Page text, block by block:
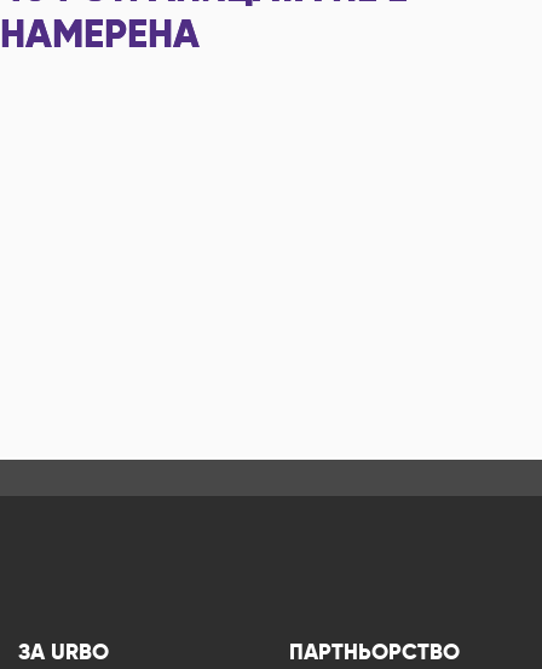
НАМЕРЕНА
ЗА URBO ПАРТНЬОРСТВО